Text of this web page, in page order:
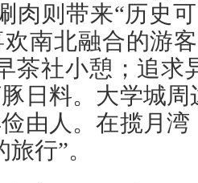
肉则带来“历史
南北融合的游
茶社小憩；追求
日料。大学城
由人。在揽月
行”。